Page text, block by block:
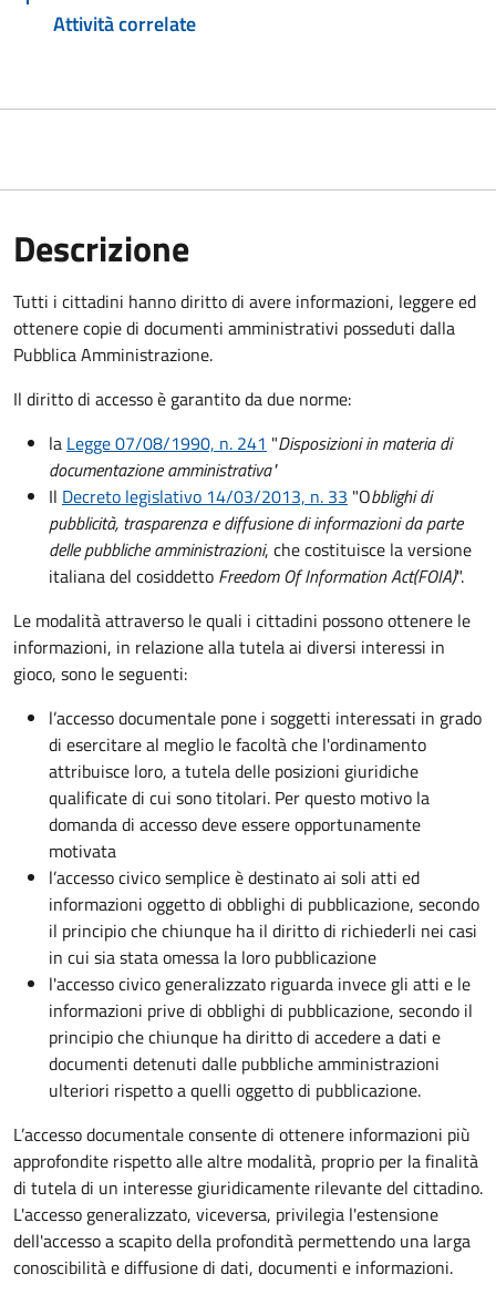
Attività correlate
Descrizione
Tutti i cittadini hanno diritto di avere informazioni, leggere ed
ottenere copie di documenti amministrativi posseduti dalla
Pubblica Amministrazione.
Il diritto di accesso è garantito da due norme:
la Legge 07/08/1990, n. 241 "Disposizioni in materia di
documentazione amministrativa"
Il Decreto legislativo 14/03/2013, n. 33 "Obblighi di
pubblicità, trasparenza e diffusione di informazioni da parte
delle pubbliche amministrazioni, che costituisce la versione
italiana del cosiddetto Freedom Of Information Act(FOIA)".
Le modalità attraverso le quali i cittadini possono ottenere le
informazioni, in relazione alla tutela ai diversi interessi in
gioco, sono le seguenti:
l’accesso documentale pone i soggetti interessati in grado
di esercitare al meglio le facoltà che l'ordinamento
attribuisce loro, a tutela delle posizioni giuridiche
qualificate di cui sono titolari. Per questo motivo la
domanda di accesso deve essere opportunamente
motivata
l’accesso civico semplice è destinato ai soli atti ed
informazioni oggetto di obblighi di pubblicazione, secondo
il principio che chiunque ha il diritto di richiederli nei casi
in cui sia stata omessa la loro pubblicazione
l'accesso civico generalizzato riguarda invece gli atti e le
informazioni prive di obblighi di pubblicazione, secondo il
principio che chiunque ha diritto di accedere a dati e
documenti detenuti dalle pubbliche amministrazioni
ulteriori rispetto a quelli oggetto di pubblicazione.
L’accesso documentale consente di ottenere informazioni più
approfondite rispetto alle altre modalità, proprio per la finalità
di tutela di un interesse giuridicamente rilevante del cittadino.
L'accesso generalizzato, viceversa, privilegia l'estensione
dell'accesso a scapito della profondità permettendo una larga
conoscibilità e diffusione di dati, documenti e informazioni.